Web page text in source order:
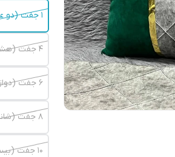
1 جفت (دو عدد)
4 جفت (هشت عدد)
6 جفت (دوازده عدد)
8 جفت (شانزده عدد)
10 جفت (بیست عدد)